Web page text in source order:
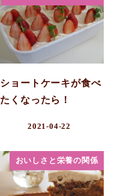
ショートケーキが食べ
たくなったら！
2021-04-22
おいしさと栄養の関係